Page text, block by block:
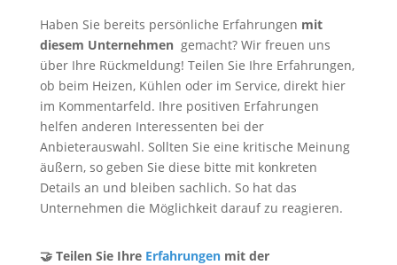
Haben Sie bereits persönliche Erfahrungen mit
diesem Unternehmen gemacht? Wir freuen uns
über Ihre Rückmeldung! Teilen Sie Ihre Erfahrungen,
ob beim Heizen, Kühlen oder im Service, direkt hier
im Kommentarfeld. Ihre positiven Erfahrungen
helfen anderen Interessenten bei der
Anbieterauswahl. Sollten Sie eine kritische Meinung
äußern, so geben Sie diese bitte mit konkreten
Details an und bleiben sachlich. So hat das
Unternehmen die Möglichkeit darauf zu reagieren.
🤝 Teilen Sie Ihre Erfahrungenmit der